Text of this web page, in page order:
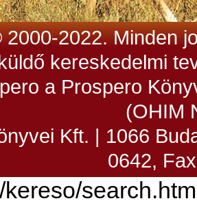
2022. Minden
kereskedelmi
a Prospero
(OHIM
Kft. | 1066
0642,